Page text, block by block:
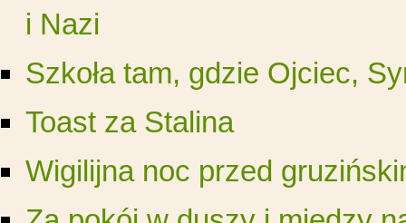
i Nazi
Szkoła tam, gdzie Ojciec,
Toast za Stalina
Wigilijna noc przed